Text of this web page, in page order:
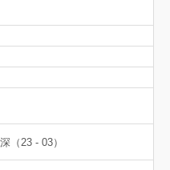
深（23 - 03）